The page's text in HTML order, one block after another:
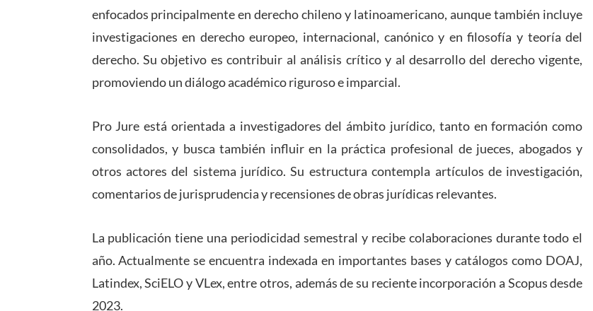
enfocados principalmente en derecho chileno y latinoamericano, aunque también incluye
investigaciones en derecho europeo, internacional, canónico y en filosofía y teoría del
derecho. Su objetivo es contribuir al análisis crítico y al desarrollo del derecho vigente,
promoviendo un diálogo académico riguroso e imparcial.
Pro Jure está orientada a investigadores del ámbito jurídico, tanto en formación como
consolidados, y busca también influir en la práctica profesional de jueces, abogados y
otros actores del sistema jurídico. Su estructura contempla artículos de investigación,
comentarios de jurisprudencia y recensiones de obras jurídicas relevantes.
La publicación tiene una periodicidad semestral y recibe colaboraciones durante todo el
año. Actualmente se encuentra indexada en importantes bases y catálogos como DOAJ,
Latindex,SciELOyVLex, entre otros, además de su reciente incorporación a Scopus desde
2023.